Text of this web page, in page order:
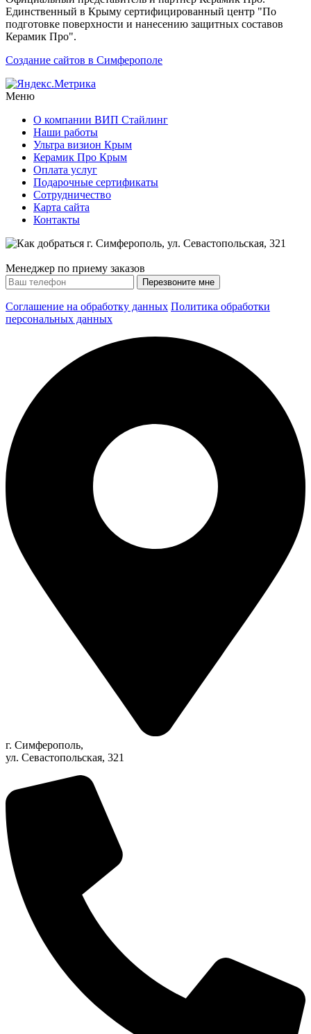
Единственный в Крыму сертифицированный центр "По
подготовке поверхности и нанесению защитных составов
Керамик Про".
Создание сайтов в Симферополе
Меню
О компании ВИП Стайлинг
Наши работы
Ультра визион Крым
Керамик Про Крым
Оплата услуг
Подарочные сертификаты
Сотрудничество
Карта сайта
Контакты
Менеджер по приему заказов
Соглашение на обработку данных Политика обработки
персональных данных
г. Симферополь,
ул. Севастопольская, 321